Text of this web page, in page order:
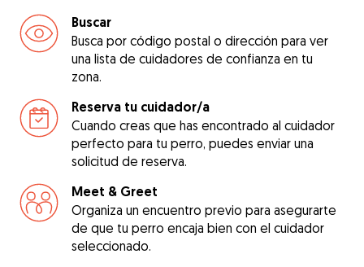
Buscar
Busca por código postal o dirección para ver
una lista de cuidadores de confianza en tu
zona.
Reserva tu cuidador/a
Cuando creas que has encontrado al cuidador
perfecto para tu perro, puedes enviar una
solicitud de reserva.
Meet & Greet
Organiza un encuentro previo para asegurarte
de que tu perro encaja bien con el cuidador
seleccionado.